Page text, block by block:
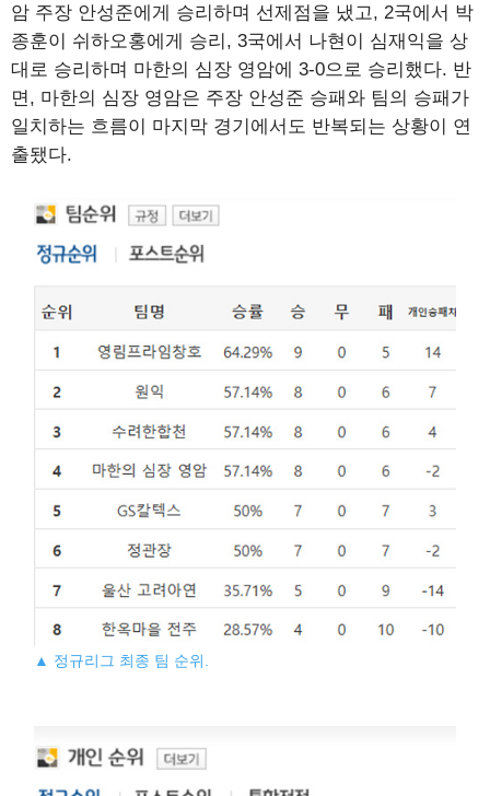
암 주장 안성준에게 승리하며 선제점을 냈고, 2국에서 박
종훈이 쉬하오홍에게 승리, 3국에서 나현이 심재익을 상
대로 승리하며 마한의 심장 영암에 3-0으로 승리했다. 반
면, 마한의 심장 영암은 주장 안성준 승패와 팀의 승패가
일치하는 흐름이 마지막 경기에서도 반복되는 상황이 연
출됐다.
▲ 정규리그 최종 팀 순위.